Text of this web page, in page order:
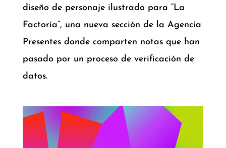
diseño de personaje ilustrado para “La
Factoría”, una nueva sección de la Agencia
Presentes donde comparten notas que han
pasado por un proceso de verificación de
datos.